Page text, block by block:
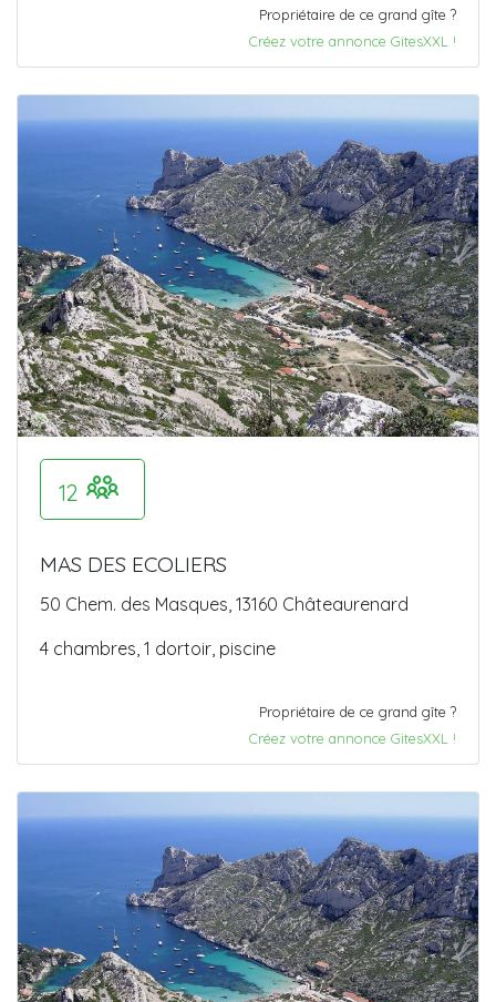
Propriétaire de ce grand gîte ?
Créez votre annonce GitesXXL !
12
MAS DES ECOLIERS
50 Chem. des Masques, 13160 Châteaurenard
4 chambres, 1 dortoir, piscine
Propriétaire de ce grand gîte ?
Créez votre annonce GitesXXL !